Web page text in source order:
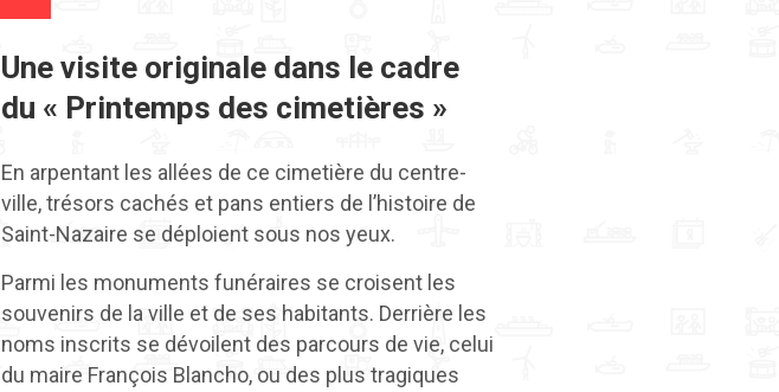
Une visite originale dans le cadre
du « Printemps des cimetières »
En arpentant les allées de ce cimetière du centre-
ville, trésors cachés et pans entiers de l’histoire de
Saint-Nazaire se déploient sous nos yeux.
Parmi les monuments funéraires se croisent les
souvenirs de la ville et de ses habitants. Derrière les
noms inscrits se dévoilent des parcours de vie, celui
du maire François Blancho, ou des plus tragiques